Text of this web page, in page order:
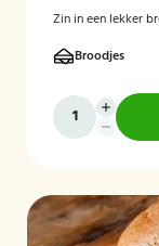
Zin in een lekker
Broodjes